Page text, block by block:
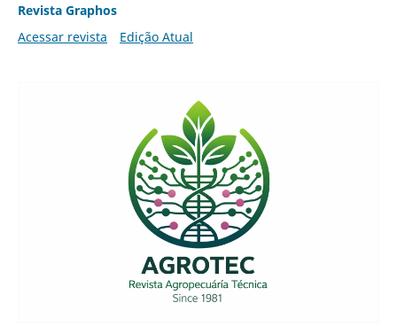
Revista Graphos
Acessar revista
Edição Atual